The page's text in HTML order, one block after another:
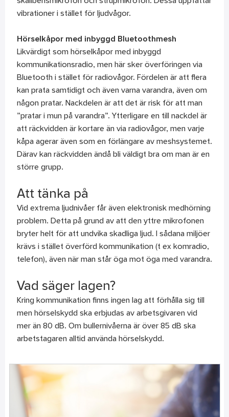
vibrationer i stället för ljudvågor.
Hörselkåpor med inbyggd Bluetoothmesh
Likvärdigt som hörselkåpor med inbyggd
kommunikationsradio, men här sker överföringen via
Bluetooth i stället för radiovågor. Fördelen är att flera
kan prata samtidigt och även varna varandra, även om
någon pratar. Nackdelen är att det är risk för att man
”pratar i mun på varandra”. Ytterligare en till nackdel är
att räckvidden är kortare än via radiovågor, men varje
kåpa agerar även som en förlängare av meshsystemet.
Därav kan räckvidden ändå bli väldigt bra om man är en
större grupp.
Att tänka på
Vid extrema ljudnivåer får även elektronisk medhörning
problem. Detta på grund av att den yttre mikrofonen
bryter helt för att undvika skadliga ljud. I sådana miljöer
krävs i stället överförd kommunikation (t ex komradio,
telefon), även när man står öga mot öga med varandra.
Vad säger lagen?
Kring kommunikation finns ingen lag att förhålla sig till
men hörselskydd ska erbjudas av arbetsgivaren vid
mer än 80 dB. Om bullernivåerna är över 85 dB ska
arbetstagaren alltid använda hörselskydd.